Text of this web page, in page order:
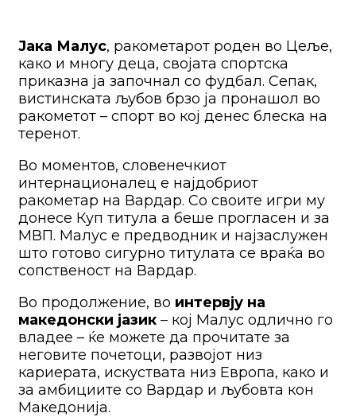
Јака Малус, ракометарот роден во Цеље,
како и многу деца, својата спортска
приказна ја започнал со фудбал. Сепак,
вистинската љубов брзо ја пронашол во
ракометот – спорт во кој денес блеска на
теренот.
Во моментов, словенечкиот
интернационалец е најдобриот
ракометар на Вардар. Со своите игри му
донесе Куп титула а беше прогласен и за
МВП. Малус е предводник и најзаслужен
што готово сигурно титулата се враќа во
сопственост на Вардар.
Во продолжение, во интервју на
македонски јазик – кој Малус одлично го
владее – ќе можете да прочитате за
неговите почетоци, развојот низ
кариерата, искуствата низ Европа, како и
за амбициите со Вардар и љубовта кон
Македонија.